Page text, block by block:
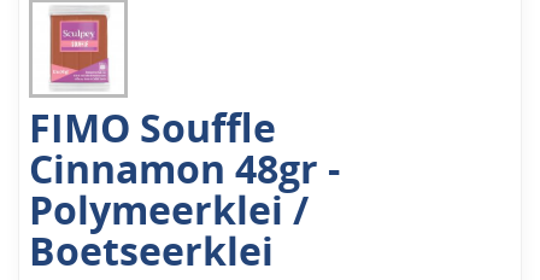
FIMO Souffle
Cinnamon 48gr -
Polymeerklei /
Boetseerklei